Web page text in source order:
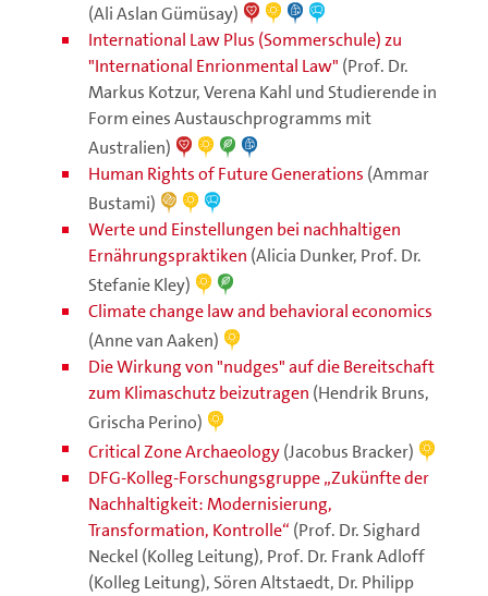
(Ali Aslan Gümüsay)
International Law Plus (Sommerschule) zu
"International Enrionmental Law" (Prof. Dr.
Markus Kotzur, Verena Kahl und Studierende in
Form eines Austauschprogramms mit
Australien)
Human Rights of Future Generations (Ammar
Bustami)
Werte und Einstellungen bei nachhaltigen
Ernährungspraktiken (Alicia Dunker, Prof. Dr.
Stefanie Kley)
Climate change law and behavioral economics
(Anne van Aaken)
Die Wirkung von "nudges" auf die Bereitschaft
zum Klimaschutz beizutragen (Hendrik Bruns,
Grischa Perino)
Critical Zone Archaeology(Jacobus Bracker)
DFG-Kolleg-Forschungsgruppe „Zukünfte der
Nachhaltigkeit: Modernisierung,
Transformation, Kontrolle“ (Prof. Dr. Sighard
Neckel (Kolleg Leitung), Prof. Dr. Frank Adloff
(Kolleg Leitung), Sören Altstaedt, Dr. Philipp